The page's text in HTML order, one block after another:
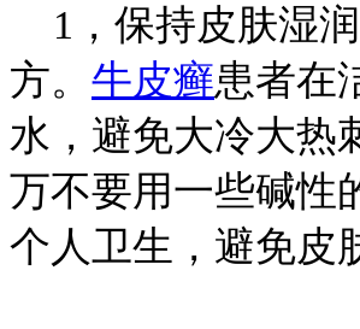
1，保持皮肤湿
方。 牛皮癣患者在
水，避免大冷大热
万不要用一些碱性
个人卫生，避免皮